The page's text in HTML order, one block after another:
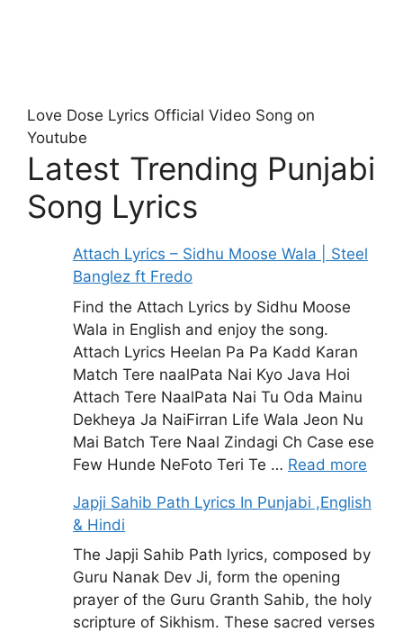
Love Dose Lyrics Official Video Song on
Youtube
Latest Trending Punjabi
Song Lyrics
Attach Lyrics – Sidhu Moose Wala | Steel
Banglez ft Fredo
Find the Attach Lyrics by Sidhu Moose
Wala in English and enjoy the song.
Attach Lyrics Heelan Pa Pa Kadd Karan
Match Tere naalPata Nai Kyo Java Hoi
Attach Tere NaalPata Nai Tu Oda Mainu
Dekheya Ja NaiFirran Life Wala Jeon Nu
Mai Batch Tere Naal Zindagi Ch Case ese
Few Hunde NeFoto Teri Te … Read more
Japji Sahib Path Lyrics In Punjabi ,English
& Hindi
The Japji Sahib Path lyrics, composed by
Guru Nanak Dev Ji, form the opening
prayer of the Guru Granth Sahib, the holy
scripture of Sikhism. These sacred verses